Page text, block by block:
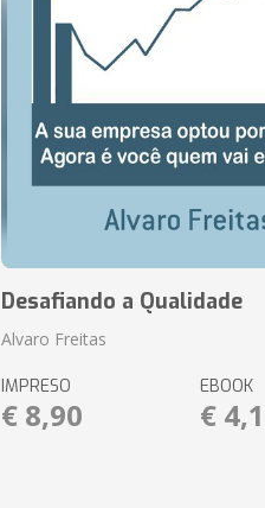
Desafiando a Qualidade
Alvaro Freitas
IMPRESO
€ 8,90
EBOOK
€